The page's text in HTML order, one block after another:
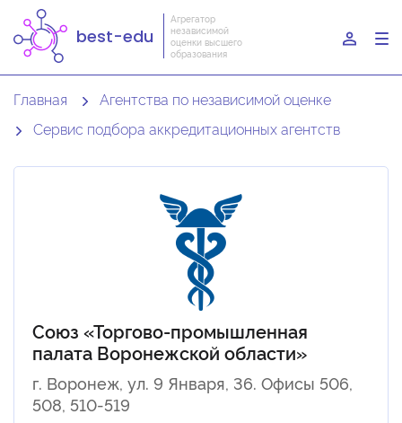
best-edu
Агрегатор
независимой
оценки высшего
образования
Главная
Агентства по независимой оценке
Сервис подбора аккредитационных агентств
Союз «Торгово-промышленная
палата Воронежской области»
г. Воронеж, ул. 9 Января, 36. Офисы 506,
508, 510-519